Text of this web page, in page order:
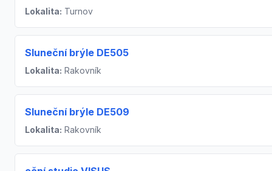
Lokalita: Turnov
Sluneční brýle DE505
Lokalita: Rakovník
Sluneční brýle DE509
Lokalita: Rakovník